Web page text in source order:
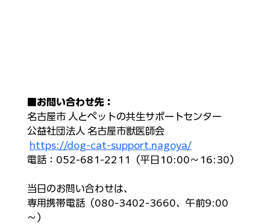
お問い合わせ先：
名古屋市 人とペットの共生サポートセンター
公益社団法人 名古屋市獣医師会
https://dog-cat-support.nagoya/
電話：​052-681-2211（平日10:00～16:30）​
当日のお問い合わせは、
専用携帯電話（080-3402-3660、午前9:00
～）